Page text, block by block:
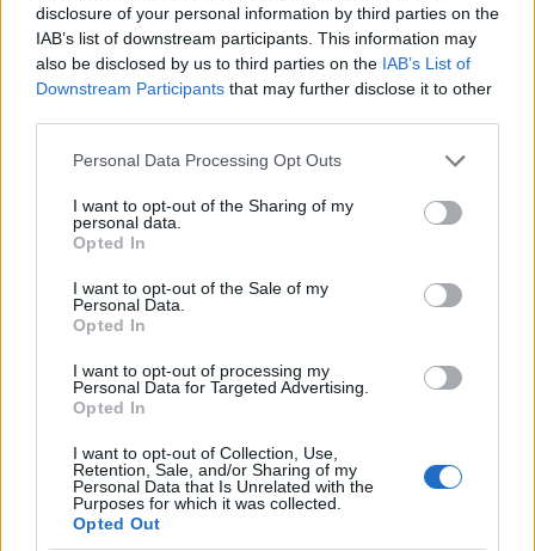
disclosure of your personal information by third parties on the
IAB’s list of downstream participants. This information may
also be disclosed by us to third parties on the IAB’s List of
Downstream Participants that may further disclose it to other
Please note that this website/app uses one or more Google
not limited to your visit or usage behaviour. You may click to
grant or deny consent to Google and its third-party tags to
use your data for below specified purposes in below Google
consent section.
Personal Data Processing Opt Outs
I want to opt-out of the Sharing of my
personal data.
Opted In
I want to opt-out of the Sale of my
Personal Data.
Opted In
I want to opt-out of processing my
Personal Data for Targeted Advertising.
Opted In
I want to opt-out of Collection, Use,
Retention, Sale, and/or Sharing of my
Personal Data that Is Unrelated with the
Purposes for which it was collected.
Opted Out
Impostazioni telefono e avvisi: ecosistema per
attenzione sana
XPENG Partner del Teatro del Silenzio 2026: Veicoli
Elettrici e Musica in Sinfonia